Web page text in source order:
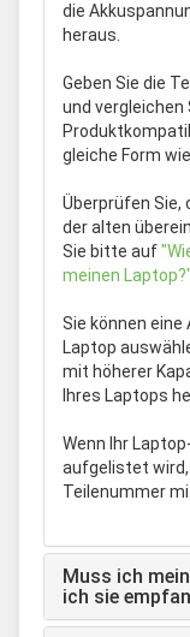
die
heraus.
Geben Sie die
und vergleichen
gleiche Form
Überprüfen Sie,
der alten
Sie bitte auf
meinen Laptop?"
Sie können
Laptop
mit höherer
Ihres Laptops
Wenn Ihr
aufgelistet wird,
Teilenummer
Muss ich
ich sie